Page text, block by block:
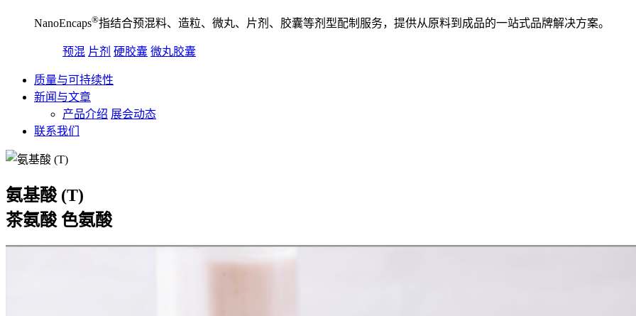
NanoEncaps®️指结合预混料、造粒、微丸、片剂、胶囊等剂型配制服务，提供从原料到成品的一站式品牌解决方案。
预混 片剂 硬胶囊 微丸胶囊
质量与可持续性
新闻与文章
产品介绍 展会动态
联系我们
氨基酸 (T)
茶氨酸 色氨酸